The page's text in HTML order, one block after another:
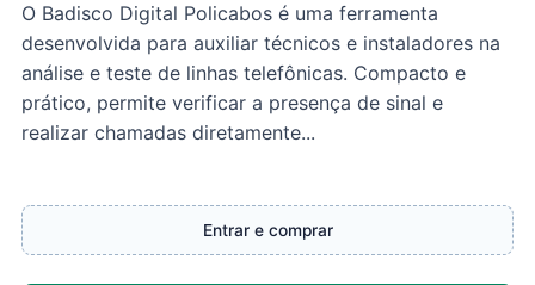
O Badisco Digital Policabos é uma ferramenta
desenvolvida para auxiliar técnicos e instaladores na
análise e teste de linhas telefônicas. Compacto e
prático, permite verificar a presença de sinal e
realizar chamadas diretamente...
Entrar e comprar